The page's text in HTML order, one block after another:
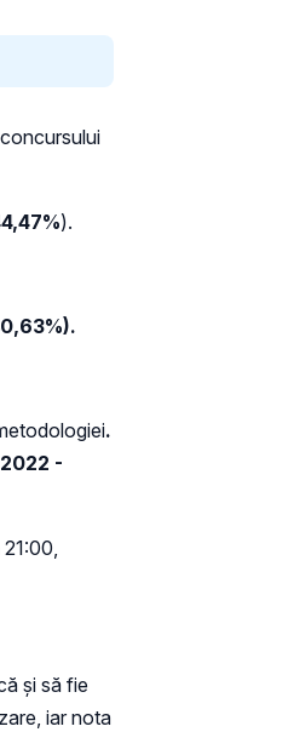
).
.
-
şi să fie
iar nota